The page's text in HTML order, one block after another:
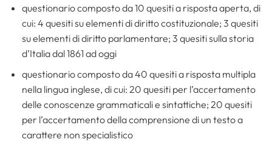
questionario composto da 10 quesiti a risposta aperta, di
cui: 4 quesiti su elementi di diritto costituzionale; 3 quesiti
su elementi di diritto parlamentare; 3 quesiti sulla storia
d’Italia dal 1861 ad oggi
questionario composto da 40 quesiti a risposta multipla
nella lingua inglese, di cui: 20 quesiti per l’accertamento
delle conoscenze grammaticali e sintattiche; 20 quesiti
per l’accertamento della comprensione di un testo a
carattere non specialistico